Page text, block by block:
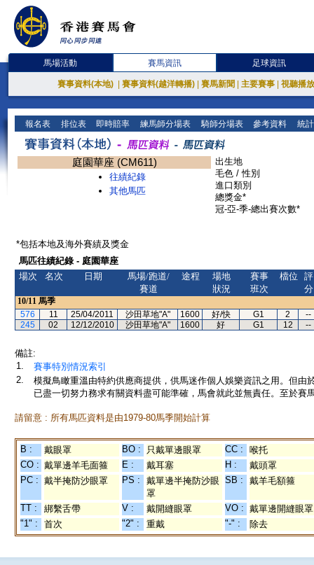
馬場活動 賽馬資訊 足球資訊
賽事資料(本地) 賽事資料(越洋轉播) 賽馬新聞 主要賽事 視聽播
報名表 排位表 即時賠率 練馬師分場表 騎師分場表 參考資料 統
庭園華座 (CM611)
往績紀錄
其他馬匹
出生地
毛色 / 性別
進口類別
總獎金*
冠-亞-季-總出賽次數*
*包括本地及海外賽績及獎金
馬匹往績紀錄 - 庭園華座
場次
名次 日期
馬場/跑道/
賽道
途程
場地
狀況
賽事
班次
檔位
評
分
10/11 馬季
576
11 25/04/2011 沙田草地"A" 1600 好/快 G1 2
--
245
02 12/12/2010 沙田草地"A" 1600 好 G1 12 --
備註:
1.
賽事特別情況索引
2.
模擬鳥瞰重溫由特約供應商提供，供馬迷作個人娛樂資訊之用。但
已盡一切努力務求有關資料盡可能準確，馬會就此並無責任。至於賽
請留意 : 所有馬匹資料是由1979-80馬季開始計算
B : 戴眼罩 BO : 只戴單邊眼罩 CC :
喉托
CO : 戴單邊羊毛面箍 E : 戴耳塞 H :
戴頭罩
PC : 戴半掩防沙眼罩 PS :
戴單邊半掩防沙眼
罩
SB : 戴羊毛額箍
TT : 綁繫舌帶 V : 戴開縫眼罩 VO : 戴單邊開縫眼罩
"1" :
首次 "2" : 重戴 "-" : 除去